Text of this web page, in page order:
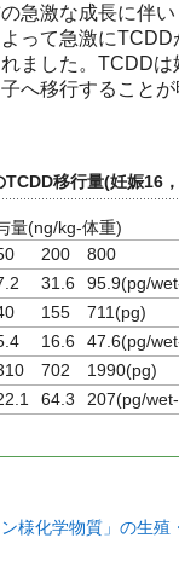
急激な成長に伴い
って急激に
ました。TCDD
へ移行すること
TCDD移行量(妊娠16
量(ng/kg-体重)
200
800
31.6
95.9(pg/
155
711(pg)
16.6
47.6(pg/
702
1990(pg)
64.3 207(pg/
様化学物質」の生殖